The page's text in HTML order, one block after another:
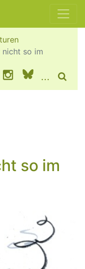
nicht so im
...
so im